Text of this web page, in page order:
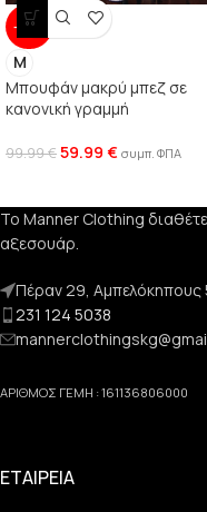
-40%
M
Μπουφάν μακρύ μπεζ σε
κανονική γραμμή
99.99€59.99 € συμπ. ΦΠΑ
Το Manner Clothing
αξεσουάρ.
Πέραν 29, Αμπελόκηπους
231 124 5038
ΑΡΙΘΜΟΣ ΓΕΜΗ : 161136806000
ΕΤΑΙΡΕΙΑ